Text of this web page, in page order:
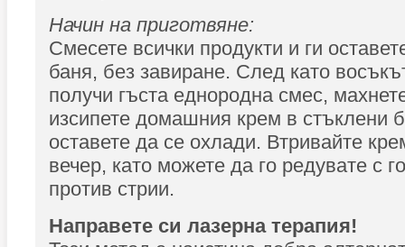
Начин на приготвяне:
Смесете всички продукти и ги
баня, без завиране. След като
получи гъста еднородна смес,
изсипете домашния крем в стъклени
оставете да се охлади. Втривайте
вечер, като можете да го редувате с
против стрии.
Направете си лазерна терапия!